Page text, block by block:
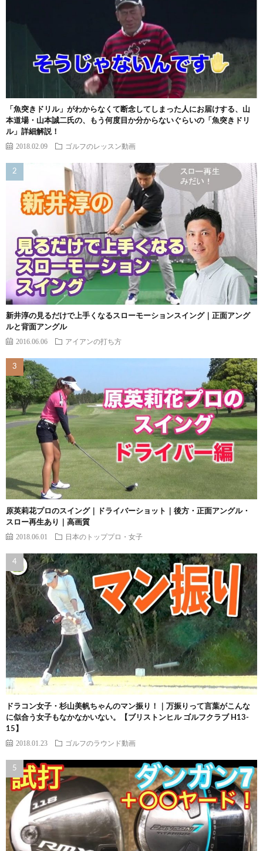
「魚突きドリル」がわからなくて断念してしまった人にお届けする、山
本道場・山本誠二氏の、もう何度目か分からないぐらいの「魚突きドリ
ル」詳細解説！
2018.02.09 ゴルフのレッスン動画
新井淳の見るだけで上手くなるスローモーションスイング｜正面アング
ルと背面アングル
2016.06.06 アイアンの打ち方
原英莉花プロのスイング｜ドライバーショット｜後方・正面アングル・
スロー再生あり｜高画質
2018.06.01 日本のトッププロ・女子
ドラコン女子・杉山美帆ちゃんのマン振り！｜万振りって言葉がこんな
に似合う女子もなかなかいない。【ブリストンヒル ゴルフクラブ H13-
15】
2018.01.23 ゴルフのラウンド動画